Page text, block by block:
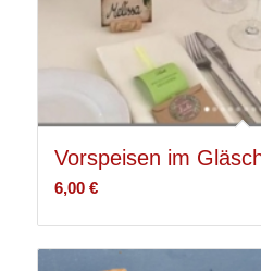
Vorspeisen im
6,00 €